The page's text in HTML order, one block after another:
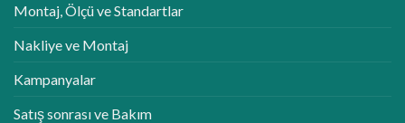
Montaj, Ölçü ve Standartlar
Nakliye ve Montaj
Kampanyalar
Satış sonrası ve Bakım